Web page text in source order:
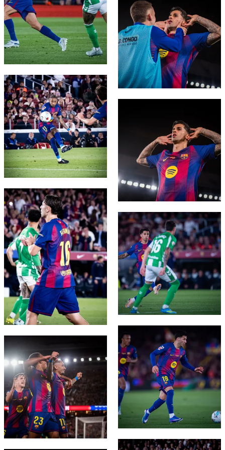
FC Barcelona club badge
FC Barcelona club badge
FC Barcelona club badge
FC Barcelona club badge
FC Barcelona club badge
FC Barcelona club badge